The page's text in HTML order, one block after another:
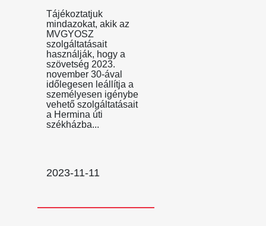
Tájékoztatjuk
mindazokat, akik az
MVGYOSZ
szolgáltatásait
használják, hogy a
szövetség 2023.
november 30-ával
időlegesen leállítja a
személyesen igénybe
vehető szolgáltatásait
a Hermina úti
székházba...
2023-11-11